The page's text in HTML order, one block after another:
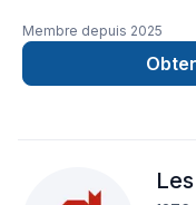
Membre depuis 2025